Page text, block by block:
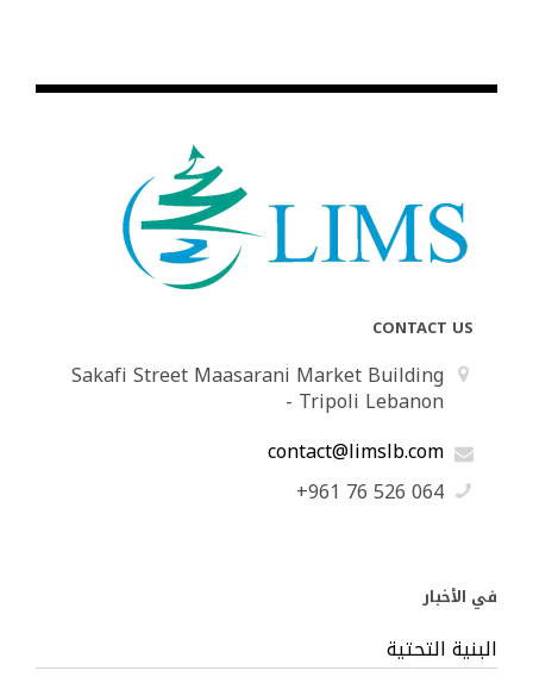
CONTACT US
Sakafi Street Maasarani Market Building
- Tripoli Lebanon
contact@limslb.com
+961 76 526 064
في الأخبار
البنية التحتية